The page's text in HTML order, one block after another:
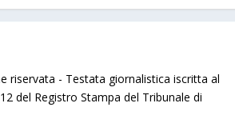
riservata - Testata giornalistica iscritta al
del Registro Stampa del Tribunale di